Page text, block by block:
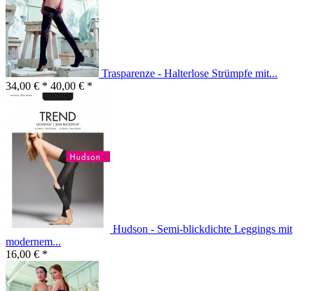
Trasparenze - Halterlose Strümpfe mit...
34,00 € * 40,00 € *
Hudson - Semi-blickdichte Leggings mit
modernem...
16,00 € *